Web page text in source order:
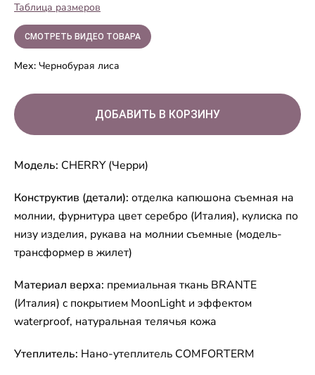
Таблица размеров
СМОТРЕТЬ ВИДЕО ТОВАРА
Мех: Чернобурая лиса
Модель: CHERRY (Черри)
Конструктив (детали): отделка капюшона съемная на
молнии, фурнитура цвет серебро (Италия), кулиска по
низу изделия, рукава на молнии съемные (модель-
трансформер в жилет)
Материал верха: премиальная ткань BRANTE
(Италия) c покрытием MoonLight и эффектом
waterproof, натуральная телячья кожа
Утеплитель: Нано-утеплитель COMFORTERM